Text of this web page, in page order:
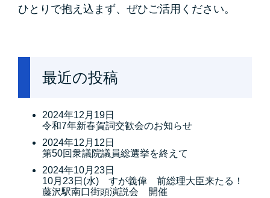
ひとりで抱え込まず、ぜひご活用ください。
最近の投稿
2024年12月19日
令和7年新春賀詞交歓会のお知らせ
2024年12月12日
第50回衆議院議員総選挙を終えて
2024年10月23日
10月23日(水) すが義偉 前総理大臣来たる！
藤沢駅南口街頭演説会 開催